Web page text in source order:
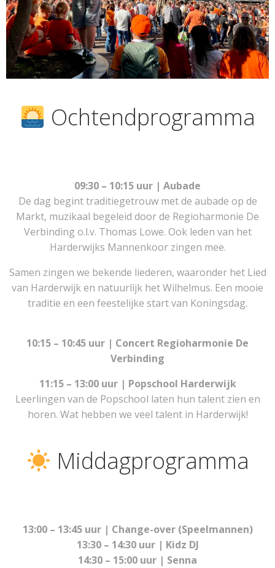
Ochtendprogramma
09:30 – 10:15 uur | Aubade
De dag begint traditiegetrouw met de aubade op de
Markt, muzikaal begeleid door de Regioharmonie De
Verbinding o.l.v. Thomas Lowe. Ook leden van het
Harderwijks Mannenkoor zingen mee.
Samen zingen we bekende liederen, waaronder het Lied
van Harderwijk en natuurlijk het Wilhelmus. Een mooie
traditie en een feestelijke start van Koningsdag.
10:15 – 10:45 uur | Concert Regioharmonie De
Verbinding
11:15 – 13:00 uur | Popschool Harderwijk
Leerlingen van de Popschool laten hun talent zien en
horen. Wat hebben we veel talent in Harderwijk!
Middagprogramma
13:00 – 13:45 uur | Change-over (Speelmannen)
13:30 – 14:30 uur | Kidz DJ
14:30 – 15:00 uur | Senna